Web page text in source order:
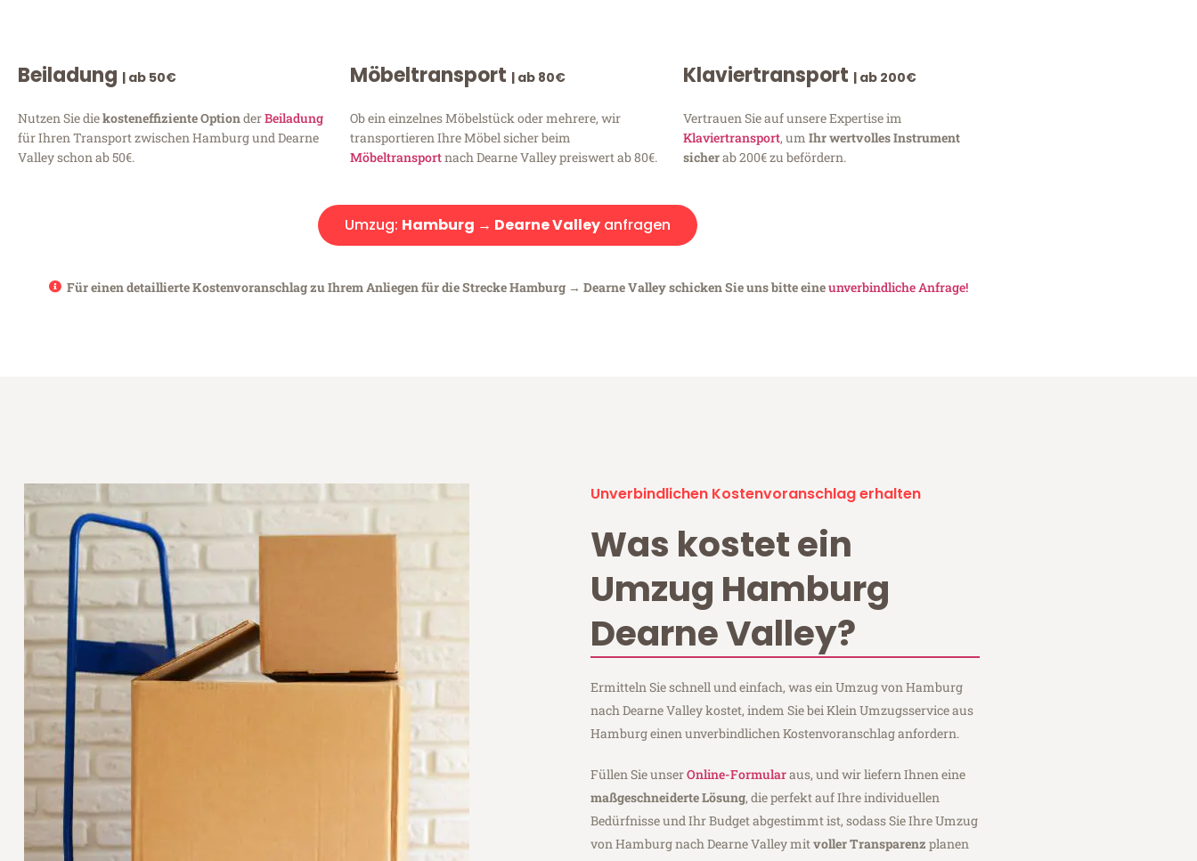
Beiladung | ab 50€
Nutzen Sie diekosteneffiziente OptionderBeiladung
für Ihren Transport zwischen Hamburg und Dearne
Valley schon ab 50€.
Möbeltransport | ab 80€
Ob ein einzelnes Möbelstück oder mehrere, wir
transportieren Ihre Möbel sicher beim
Möbeltransportnach Dearne Valley preiswert ab 80€.
Klaviertransport | ab 200€
Vertrauen Sie auf unsere Expertise im
Klaviertransport, um Ihr wertvolles Instrument
sicherab 200€ zu befördern.
Umzug: Hamburg → Dearne Valley anfragen
Für einen detaillierte Kostenvoranschlag zu Ihrem Anliegen für die Strecke Hamburg → Dearne Valley schicken Sie uns bitte eineunverbindliche Anfrage!
Unverbindlichen Kostenvoranschlag erhalten
Was kostet ein
Umzug Hamburg
Dearne Valley?
Ermitteln Sie schnell und einfach, was ein Umzug von Hamburg
nach Dearne Valley kostet, indem Sie bei Klein Umzugsservice aus
Hamburg einen unverbindlichen Kostenvoranschlag anfordern.
Füllen Sie unserOnline-Formularaus, und wir liefern Ihnen eine
maßgeschneiderte Lösung, die perfekt auf Ihre individuellen
Bedürfnisse und Ihr Budget abgestimmt ist, sodass Sie Ihre Umzug
von Hamburg nach Dearne Valley mitvoller Transparenz planen